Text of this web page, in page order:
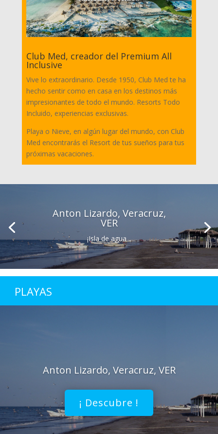
Club Med, creador del Premium All
Inclusive
Vive lo extraordinario. Desde 1950, Club Med te ha
hecho sentir como en casa en los destinos más
impresionantes de todo el mundo. Resorts Todo
Incluido, experiencias exclusivas.
Playa o Nieve, en algún lugar del mundo, con Club
Med encontrarás el Resort de tus sueños para tus
próximas vacaciones.
Anton Lizardo, Veracruz,
VER
¡Isla de agua...
PLAYAS
Anton Lizardo, Veracruz, VER
¡ Descubre !